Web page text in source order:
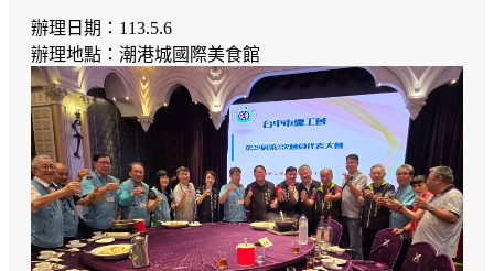
辦理日期：113.5.6
辦理地點：潮港城國際美食館